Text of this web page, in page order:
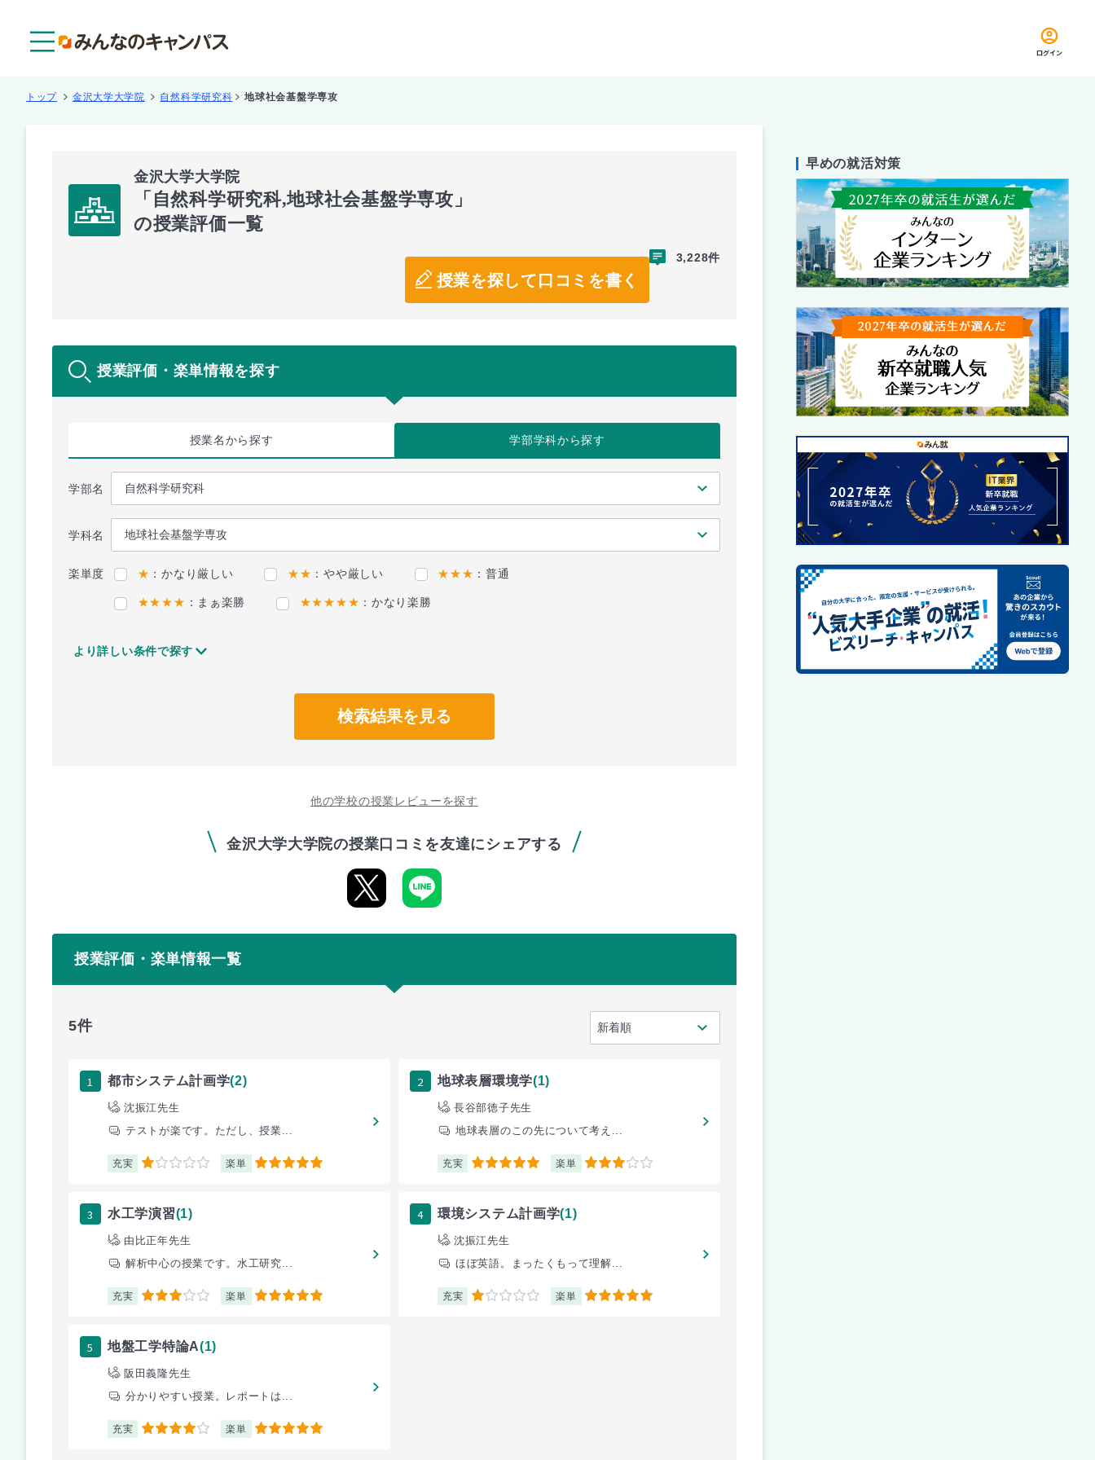
ログイン
トップ 金沢大学大学院 自然科学研究科 地球社会基盤学専攻
金沢大学大学院
「自然科学研究科,地球社会基盤学専攻」
の授業評価一覧
授業を探して口コミを書く
3,228件
授業評価・楽単情報を探す
授業名から探す 学部学科から探す
学部名
学科名
楽単度 ★ ：かなり厳しい ★★ ：やや厳しい ★★★ ：普通
★★★★ ：まぁ楽勝 ★★★★★ ：かなり楽勝
より詳しい条件で探す
検索結果を見る
他の学校の授業レビューを探す
金沢大学大学院の授業口コミを友達にシェアする
授業評価・楽単情報一覧
5件
1 都市システム計画学(2)
沈振江先生
テストが楽です。ただし、授業...
充実 1 楽単 5
2 地球表層環境学(1)
長谷部徳子先生
地球表層のこの先について考え...
充実 5 楽単 3
3 水工学演習(1)
由比正年先生
解析中心の授業です。水工研究...
充実 3 楽単 5
4 環境システム計画学(1)
沈振江先生
ほぼ英語。まったくもって理解...
充実 1 楽単 5
5 地盤工学特論A(1)
阪田義隆先生
分かりやすい授業。レポートは...
充実 4 楽単 5
早めの就活対策